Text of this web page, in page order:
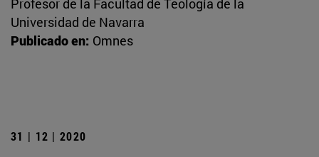
Profesor de la Facultad de Teología de la
Universidad de Navarra
Publicado en: Omnes
31 | 12 | 2020